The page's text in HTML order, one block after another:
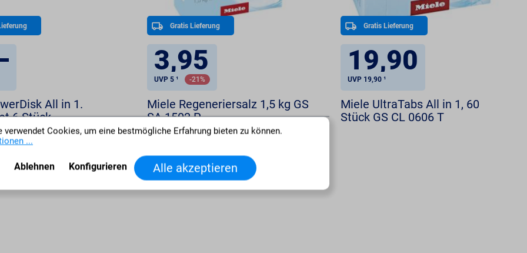
All in 1.
6 Stück
Gratis Lieferung
3,95
UVP 5 ¹ -21%
Miele Regeneriersalz 1,5 kg GS
SA 1502 P
Gratis Lieferung
19,90
UVP 19,90 ¹
Miele UltraTabs All in 1, 60
Stück GS CL 0606 T
verwendet Cookies, um eine bestmögliche Erfahrung bieten zu können.
...
Ablehnen Konfigurieren Alle akzeptieren